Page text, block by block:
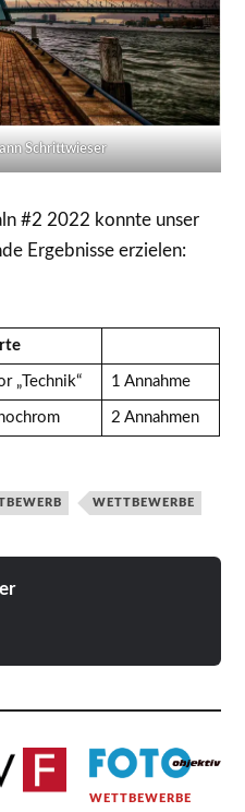
Schrittwieser
#2 2022 konnte unser
Ergebnisse erzielen:
„Technik“ 1 Annahme
2 Annahmen
WETTBEWERBE
WETTBEWERBE